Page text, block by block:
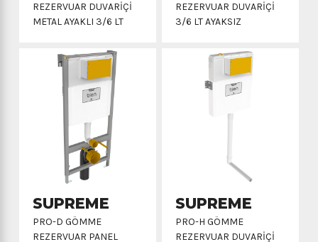
REZERVUAR DUVARIÇI
METAL AYAKLI 3/6 LT
REZERVUAR DUVARIÇI
3/6 LT AYAKSIZ
SUPREME
PRO-D GÖMME
REZERVUAR PANEL
SUPREME
PRO-H GÖMME
REZERVUAR DUVARIÇI